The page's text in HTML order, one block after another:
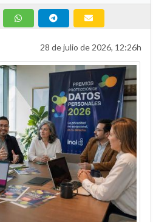
28 de julio de 2026, 12:26h